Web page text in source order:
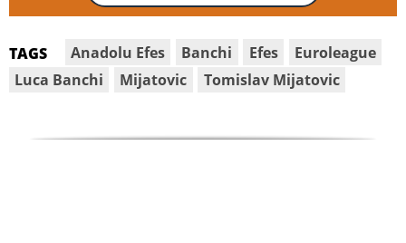
TAGS Anadolu Efes Banchi Efes
Euroleague
Luca Banchi
Mijatovic Tomislav Mijatovic